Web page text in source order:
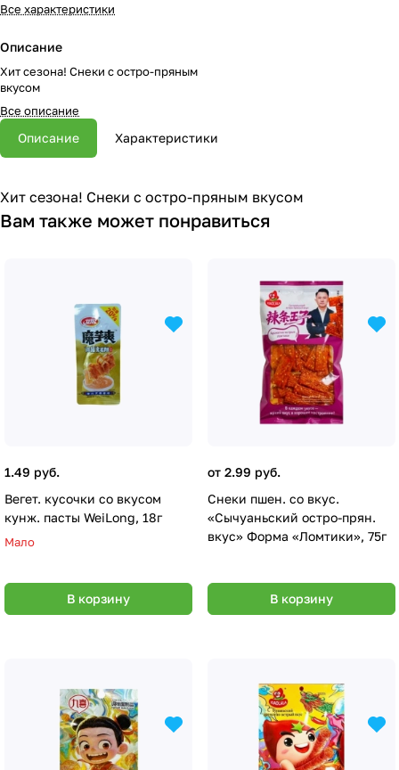
Все характеристики
Описание
Хит сезона! Снеки с остро-пряным
вкусом
Все описание
Описание Характеристики
Хит сезона! Снеки с остро-пряным вкусом
Вам также может понравиться
1.49 руб.
Вегет. кусочки со вкусом
кунж. пасты WeiLong, 18г
Мало
В корзину
от 2.99 руб.
Снеки пшен. со вкус.
«Сычуаньский остро-прян.
вкус» Форма «Ломтики», 75г
В корзину